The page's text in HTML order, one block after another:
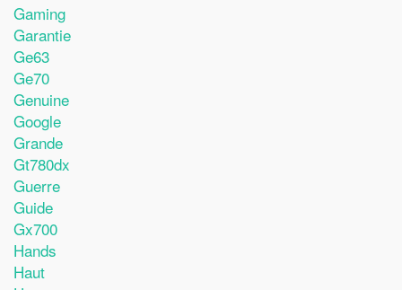
Gaming
Garantie
Ge63
Ge70
Genuine
Google
Grande
Gt780dx
Guerre
Guide
Gx700
Hands
Haut